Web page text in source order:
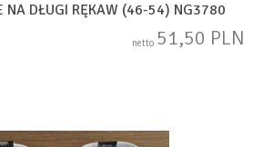
NA DŁUGI RĘKAW (46-54) NG3780
netto 51,50 PLN